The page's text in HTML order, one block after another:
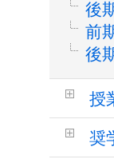
後
前
後
授
奨